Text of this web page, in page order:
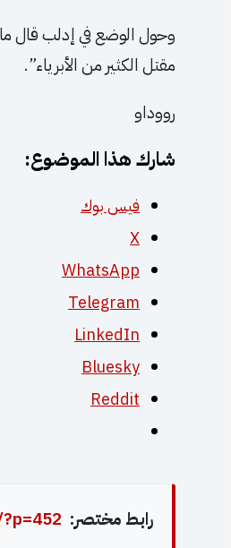
وحول الوضع في إدلب قال
مقتل الكثير من الأبرياء”.
رووداو
شارك هذا الموضوع:
فيس بوك
X
WhatsApp
Telegram
LinkedIn
Bluesky
Reddit
رابط مختصر: